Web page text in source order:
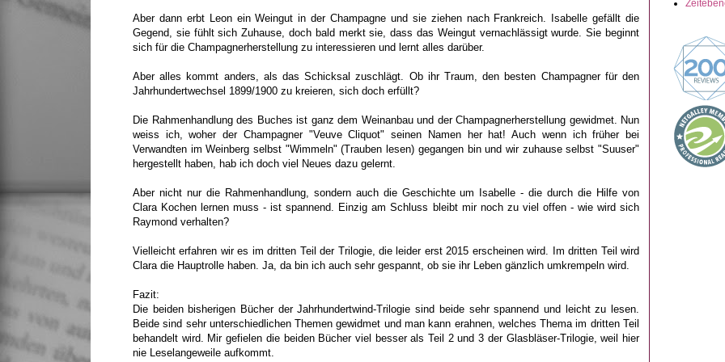
Aber dann erbt Leon ein Weingut in der Champagne und sie ziehen nach Frankreich. Isabelle gefällt die
Gegend, sie fühlt sich Zuhause, doch bald merkt sie, dass das Weingut vernachlässigt wurde. Sie beginnt
sich für die Champagnerherstellung zu interessieren und lernt alles darüber.
Aber alles kommt anders, als das Schicksal zuschlägt. Ob ihr Traum, den besten Champagner für den
Jahrhundertwechsel 1899/1900 zu kreieren, sich doch erfüllt?
Die Rahmenhandlung des Buches ist ganz dem Weinanbau und der Champagnerherstellung gewidmet. Nun
weiss ich, woher der Champagner "Veuve Cliquot" seinen Namen her hat! Auch wenn ich früher bei
Verwandten im Weinberg selbst "Wimmeln" (Trauben lesen) gegangen bin und wir zuhause selbst "Suuser"
hergestellt haben, hab ich doch viel Neues dazu gelernt.
Aber nicht nur die Rahmenhandlung, sondern auch die Geschichte um Isabelle - die durch die Hilfe von
Clara Kochen lernen muss - ist spannend. Einzig am Schluss bleibt mir noch zu viel offen - wie wird sich
Raymond verhalten?
Vielleicht erfahren wir es im dritten Teil der Trilogie, die leider erst 2015 erscheinen wird. Im dritten Teil wird
Clara die Hauptrolle haben. Ja, da bin ich auch sehr gespannt, ob sie ihr Leben gänzlich umkrempeln wird.
Fazit:
Die beiden bisherigen Bücher der Jahrhundertwind-Trilogie sind beide sehr spannend und leicht zu lesen.
Beide sind sehr unterschiedlichen Themen gewidmet und man kann erahnen, welches Thema im dritten Teil
behandelt wird. Mir gefielen die beiden Bücher viel besser als Teil 2 und 3 der Glasbläser-Trilogie, weil hier
nie Leselangeweile aufkommt.